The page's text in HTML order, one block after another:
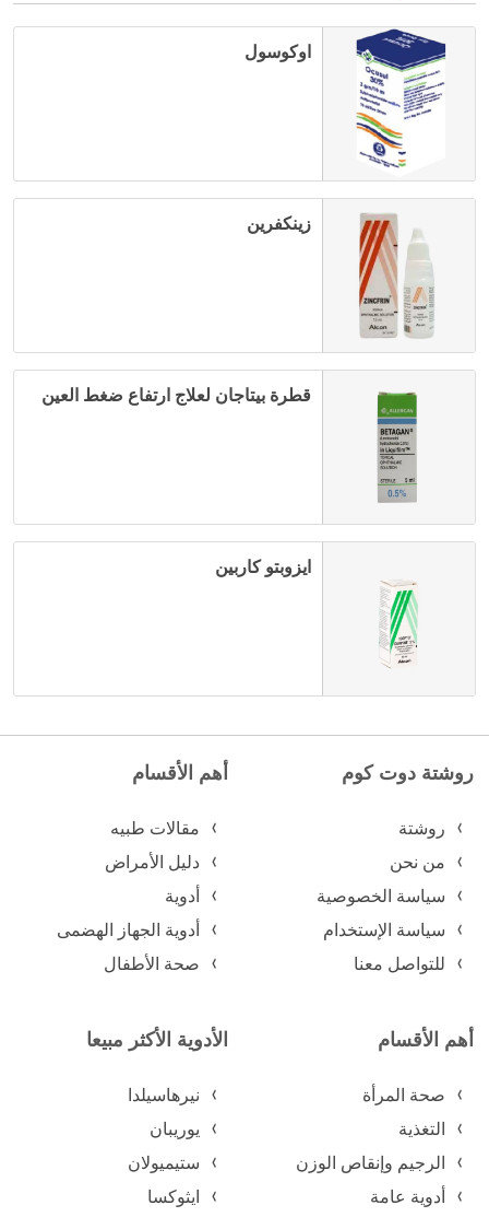
اوكوسول
زينكفرين
قطرة بيتاجان لعلاج ارتفاع ضغط العين
ايزوبتو كاربين
روشتة دوت كوم
روشتة
من نحن
سياسة الخصوصية
سياسة الإستخدام
للتواصل معنا
أهم الأقسام
مقالات طبيه
دليل الأمراض
أدوية
أدوية الجهاز الهضمى
صحة الأطفال
أهم الأقسام
صحة المرأة
التغذية
الرجيم وإنقاص الوزن
أدوية عامة
الأدوية الأكثر مبيعا
نيرهاسيلدا
يوريبان
ستيميولان
ايثوكسا